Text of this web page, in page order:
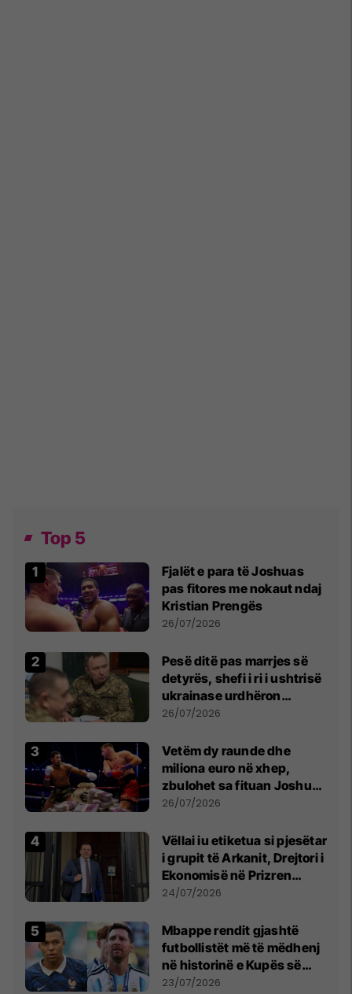
Top 5
Fjalët e para të Joshuas
pas fitores me nokaut ndaj
Kristian Prengës
26/07/2026
Pesë ditë pas marrjes së
detyrës, shefi i ri i ushtrisë
ukrainase urdhëron
kontroll të madh
26/07/2026
Vetëm dy raunde dhe
miliona euro në xhep,
zbulohet sa fituan Joshua
e Prenga
26/07/2026
Vëllai iu etiketua si pjesëtar
i grupit të Arkanit, Drejtori i
Ekonomisë në Prizren
mohon pretendimet
24/07/2026
Mbappe rendit gjashtë
futbollistët më të mëdhenj
në historinë e Kupës së
Botës, Messi mbetet i dyti
23/07/2026